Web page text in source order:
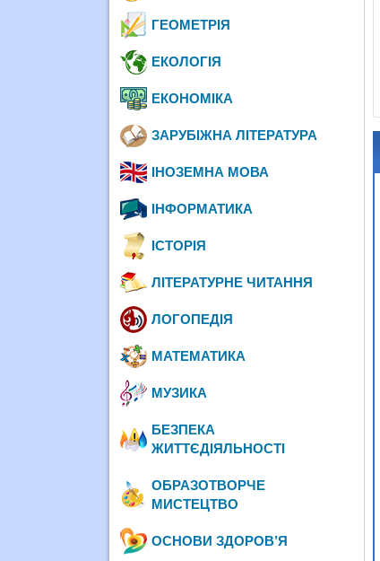
ГЕОМЕТРІЯ
ЕКОЛОГІЯ
ЕКОНОМІКА
ЗАРУБІЖНА ЛІТЕРАТУРА
ІНОЗЕМНА МОВА
ІНФОРМАТИКА
ІСТОРІЯ
ЛІТЕРАТУРНЕ ЧИТАННЯ
ЛОГОПЕДІЯ
МАТЕМАТИКА
МУЗИКА
БЕЗПЕКА
ЖИТТЄДІЯЛЬНОСТІ
ОБРАЗОТВОРЧЕ
МИСТЕЦТВО
ОСНОВИ ЗДОРОВ’Я